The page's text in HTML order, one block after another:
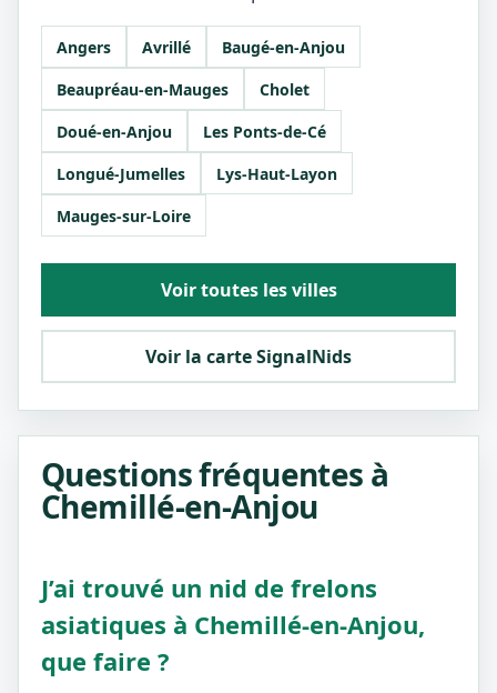
Angers Avrillé
Baugé-en-Anjou
Beaupréau-en-Mauges
Cholet
Doué-en-Anjou
Les Ponts-de-Cé
Longué-Jumelles
Lys-Haut-Layon
Mauges-sur-Loire
Voir toutes les villes
Voir la carte SignalNids
Questions fréquentes à
Chemillé-en-Anjou
J’ai trouvé un nid de frelons
asiatiques à Chemillé-en-Anjou,
que faire ?